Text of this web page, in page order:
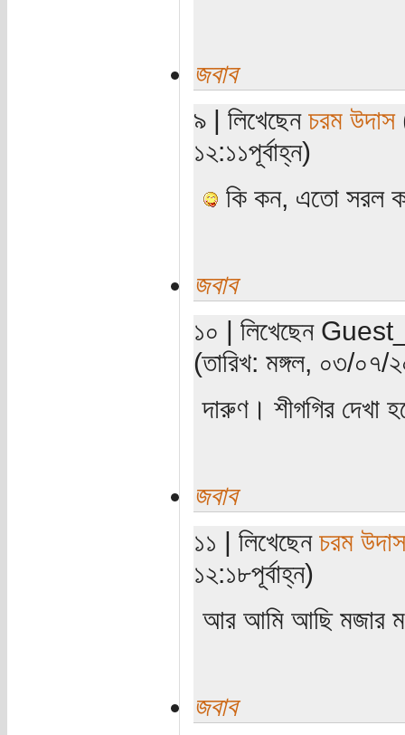
জবাব
৯ | লিখেছেন চরম উদাস
১২:১১পূর্বাহ্ন)
কি কন, এতো সরল
জবাব
১০ | লিখেছেন
(তারিখ: মঙ্গল, ০৩/০৭/
দারুণ। শীগগির দেখা
জবাব
১১ | লিখেছেন চরম উদাস
১২:১৮পূর্বাহ্ন)
আর আমি আছি মজার
জবাব